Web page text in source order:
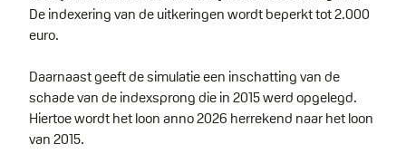
De indexering van de uitkeringen wordt beperkt tot 2.000
euro.
Daarnaast geeft de simulatie een inschatting van de
schade van de indexsprong die in 2015 werd opgelegd.
Hiertoe wordt het loon anno 2026 herrekend naar het loon
van 2015.